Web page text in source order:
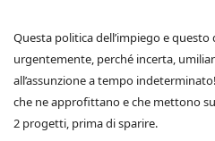
Questa politica dell’impiego e
urgentemente, perché incerta,
all’assunzione a tempo
che ne approfittano e che mettono
2 progetti, prima di sparire.